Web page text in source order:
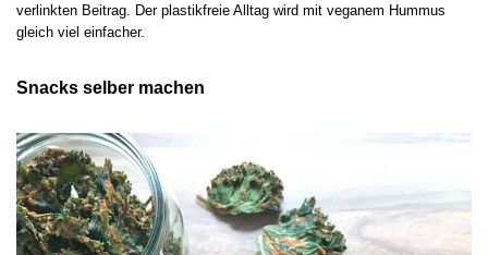
verlinkten Beitrag. Der plastikfreie Alltag wird mit veganem Hummus
gleich viel einfacher.
Snacks selber machen